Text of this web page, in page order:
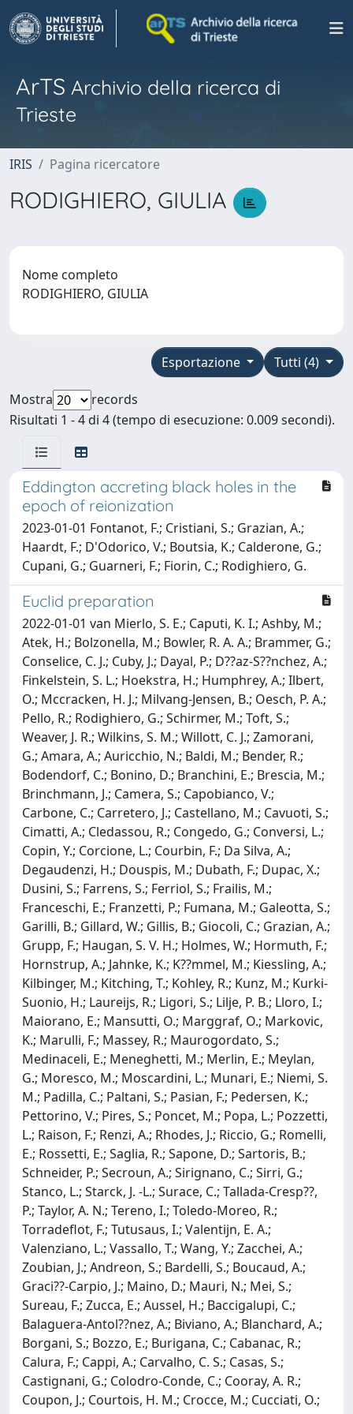
ArTS Archivio della ricerca di
Trieste
IRIS Pagina ricercatore
RODIGHIERO, GIULIA
Nome completo
RODIGHIERO, GIULIA
Tutti (4)
Esportazione
Mostra
records
Risultati 1 - 4 di 4 (tempo di esecuzione: 0.009 secondi).
Eddington accreting black holes in the
epoch of reionization
2023-01-01 Fontanot, F.; Cristiani, S.; Grazian, A.;
Haardt, F.; D'Odorico, V.; Boutsia, K.; Calderone, G.;
Cupani, G.; Guarneri, F.; Fiorin, C.; Rodighiero, G.
Euclid preparation
2022-01-01 van Mierlo, S. E.; Caputi, K. I.; Ashby, M.;
Atek, H.; Bolzonella, M.; Bowler, R. A. A.; Brammer, G.;
Conselice, C. J.; Cuby, J.; Dayal, P.; D??az-S??nchez, A.;
Finkelstein, S. L.; Hoekstra, H.; Humphrey, A.; Ilbert,
O.; Mccracken, H. J.; Milvang-Jensen, B.; Oesch, P. A.;
Pello, R.; Rodighiero, G.; Schirmer, M.; Toft, S.;
Weaver, J. R.; Wilkins, S. M.; Willott, C. J.; Zamorani,
G.; Amara, A.; Auricchio, N.; Baldi, M.; Bender, R.;
Bodendorf, C.; Bonino, D.; Branchini, E.; Brescia, M.;
Brinchmann, J.; Camera, S.; Capobianco, V.;
Carbone, C.; Carretero, J.; Castellano, M.; Cavuoti, S.;
Cimatti, A.; Cledassou, R.; Congedo, G.; Conversi, L.;
Copin, Y.; Corcione, L.; Courbin, F.; Da Silva, A.;
Degaudenzi, H.; Douspis, M.; Dubath, F.; Dupac, X.;
Dusini, S.; Farrens, S.; Ferriol, S.; Frailis, M.;
Franceschi, E.; Franzetti, P.; Fumana, M.; Galeotta, S.;
Garilli, B.; Gillard, W.; Gillis, B.; Giocoli, C.; Grazian, A.;
Grupp, F.; Haugan, S. V. H.; Holmes, W.; Hormuth, F.;
Hornstrup, A.; Jahnke, K.; K??mmel, M.; Kiessling, A.;
Kilbinger, M.; Kitching, T.; Kohley, R.; Kunz, M.; Kurki-
Suonio, H.; Laureijs, R.; Ligori, S.; Lilje, P. B.; Lloro, I.;
Maiorano, E.; Mansutti, O.; Marggraf, O.; Markovic,
K.; Marulli, F.; Massey, R.; Maurogordato, S.;
Medinaceli, E.; Meneghetti, M.; Merlin, E.; Meylan,
G.; Moresco, M.; Moscardini, L.; Munari, E.; Niemi, S.
M.; Padilla, C.; Paltani, S.; Pasian, F.; Pedersen, K.;
Pettorino, V.; Pires, S.; Poncet, M.; Popa, L.; Pozzetti,
L.; Raison, F.; Renzi, A.; Rhodes, J.; Riccio, G.; Romelli,
E.; Rossetti, E.; Saglia, R.; Sapone, D.; Sartoris, B.;
Schneider, P.; Secroun, A.; Sirignano, C.; Sirri, G.;
Stanco, L.; Starck, J. -L.; Surace, C.; Tallada-Cresp??,
P.; Taylor, A. N.; Tereno, I.; Toledo-Moreo, R.;
Torradeflot, F.; Tutusaus, I.; Valentijn, E. A.;
Valenziano, L.; Vassallo, T.; Wang, Y.; Zacchei, A.;
Zoubian, J.; Andreon, S.; Bardelli, S.; Boucaud, A.;
Graci??-Carpio, J.; Maino, D.; Mauri, N.; Mei, S.;
Sureau, F.; Zucca, E.; Aussel, H.; Baccigalupi, C.;
Balaguera-Antol??nez, A.; Biviano, A.; Blanchard, A.;
Borgani, S.; Bozzo, E.; Burigana, C.; Cabanac, R.;
Calura, F.; Cappi, A.; Carvalho, C. S.; Casas, S.;
Castignani, G.; Colodro-Conde, C.; Cooray, A. R.;
Coupon, J.; Courtois, H. M.; Crocce, M.; Cucciati, O.;